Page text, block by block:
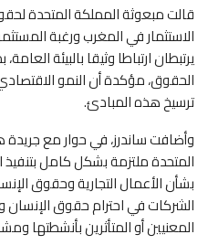
قالت مبعوثة المملكة المتحدة
الاستثمار في المغرب ورغبة
يرتبطان ارتباطا وثيقا بالبيئة
الحقوق، مؤكدة أن النمو
ترسيخ هذه المبادئ.
وأضافت ساندرز، في حوار مع جريدة
المتحدة ملتزمة بشكل كامل بتنفيذ
بشأن الأعمال التجارية وحقوق
الشركات في احترام حقوق
المعنيين أو المتأثرين بأنشطتها